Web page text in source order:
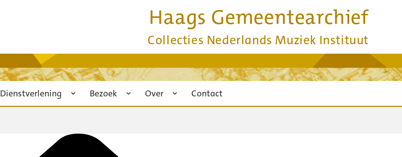
Haags Gemeentearchief
Collecties Nederlands Muziek Instituut
Dienstverlening Bezoek Over Contact